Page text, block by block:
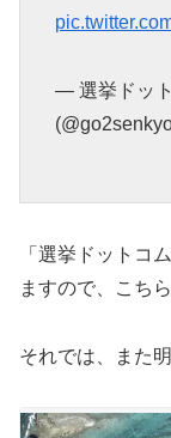
— 選挙ドッ
「選挙ドットコ
ますので、こち
それでは、また明